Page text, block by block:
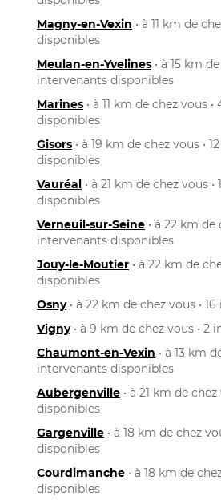
Magny-en-Vexin • à 11 km de
disponibles
Meulan-en-Yvelines • à 15 km
intervenants disponibles
Marines • à 11 km de chez vous
disponibles
Gisors • à 19 km de chez vous •
disponibles
Vauréal • à 21 km de chez vous
disponibles
Verneuil-sur-Seine • à 22 km de
intervenants disponibles
Jouy-le-Moutier • à 22 km de
disponibles
Osny• à 22 km de chez vous •
Vigny• à 9 km de chez vous • 2
Chaumont-en-Vexin • à 13 km
intervenants disponibles
Aubergenville • à 21 km de
disponibles
Gargenville • à 18 km de chez
disponibles
Courdimanche • à 18 km de
disponibles